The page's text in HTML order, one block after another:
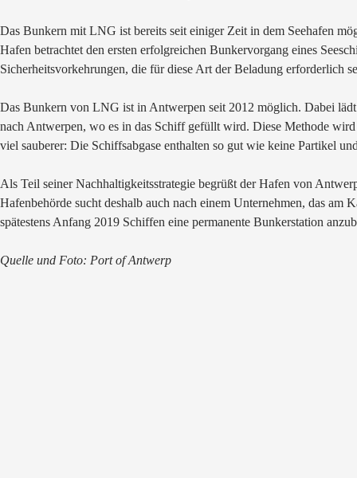
Das Bunkern mit LNG ist bereits seit einiger Zeit in dem Seehafen
Hafen betrachtet den ersten erfolgreichen Bunkervorgang eines
Sicherheitsvorkehrungen, die für diese Art der Beladung erforderlich
Das Bunkern von LNG ist in Antwerpen seit 2012 möglich. Dabei
nach Antwerpen, wo es in das Schiff gefüllt wird. Diese Methode
viel sauberer: Die Schiffsabgase enthalten so gut wie keine Partikel
Als Teil seiner Nachhaltigkeitsstrategie begrüßt der Hafen von
Hafenbehörde sucht deshalb auch nach einem Unternehmen, das
spätestens Anfang 2019 Schiffen eine permanente Bunkerstation
Quelle und Foto: Port of Antwerp